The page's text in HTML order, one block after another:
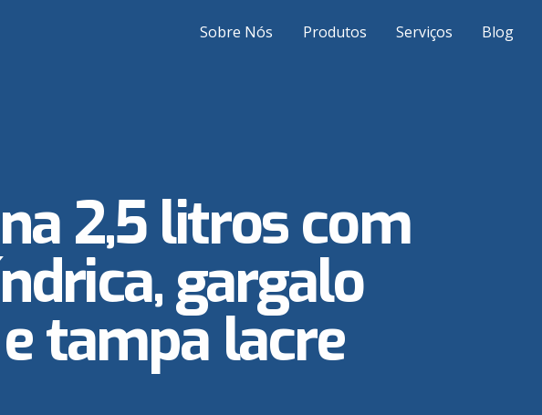
Sobre Nós Produtos Serviços Blog
2,5 litros com
gargalo
tampa lacre